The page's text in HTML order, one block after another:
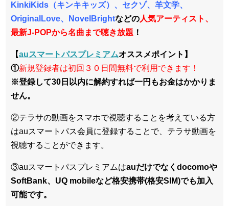
KinkiKids（キンキキッズ）、セクゾ、羊文学、
OriginalLove、NovelBrightなどの人気アーティスト、
最新J-POPから名曲まで聴き放題 ！
【auスマートパスプレミアムオススメポイント】
①新規登録者は初回３０日間無料で利用できます！
※登録して30日以内に解約すれば一円もお金はかかりま
せん。
②テラサの動画をスマホで視聴することを考えている方
はauスマートパス会員に登録することで、テラサ動画を
視聴することができます。
③auスマートパスプレミアムはauだけでなくdocomoや
SoftBank、UQ mobileなど格安携帯(格安SIM)でも加入
可能です。